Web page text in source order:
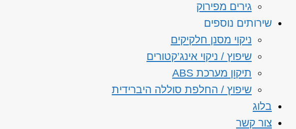
גירים מפירוק
שירותים נוספים
ניקוי מסנן חלקיקים
שיפוץ / ניקוי אינג’קטורים
תיקון מערכת ABS
שיפוץ / החלפת סוללה היברידית
בלוג
צור קשר